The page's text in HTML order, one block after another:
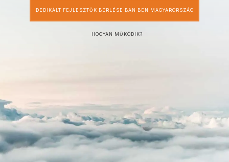
DEDIKÁLT FEJLESZTŐK BÉRLÉSE BAN BEN MAGYARORSZÁG
HOGYAN MŰKÖDIK?